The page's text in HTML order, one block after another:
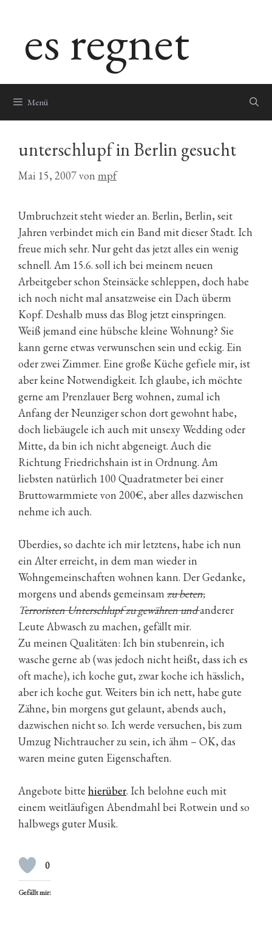
springenes regnet
Menü
unterschlupf in Berlin gesucht
Mai 15, 2007von mpf
Umbruchzeit steht wieder an. Berlin, Berlin, seit
Jahren verbindet mich ein Band mit dieser Stadt. Ich
freue mich sehr. Nur geht das jetzt alles ein wenig
schnell. Am 15.6. soll ich bei meinem neuen
Arbeitgeber schon Steinsäcke schleppen, doch habe
ich noch nicht mal ansatzweise ein Dach überm
Kopf. Deshalb muss das Blog jetzt einspringen.
Weiß jemand eine hübsche kleine Wohnung? Sie
kann gerne etwas verwunschen sein und eckig. Ein
oder zwei Zimmer. Eine große Küche gefiele mir, ist
aber keine Notwendigkeit. Ich glaube, ich möchte
gerne am Prenzlauer Berg wohnen, zumal ich
Anfang der Neunziger schon dort gewohnt habe,
doch liebäugele ich auch mit unsexy Wedding oder
Mitte, da bin ich nicht abgeneigt. Auch die
Richtung Friedrichshain ist in Ordnung. Am
liebsten natürlich 100 Quadratmeter bei einer
Bruttowarmmiete von 200€, aber alles dazwischen
nehme ich auch.
Überdies, so dachte ich mir letztens, habe ich nun
ein Alter erreicht, in dem man wieder in
Wohngemeinschaften wohnen kann. Der Gedanke,
morgens und abends gemeinsam zu beten,
Terroristen Unterschlupf zu gewähren undanderer
Leute Abwasch zu machen, gefällt mir.
Zu meinen Qualitäten: Ich bin stubenrein, ich
wasche gerne ab (was jedoch nicht heißt, dass ich es
oft mache), ich koche gut, zwar koche ich hässlich,
aber ich koche gut. Weiters bin ich nett, habe gute
Zähne, bin morgens gut gelaunt, abends auch,
dazwischen nicht so. Ich werde versuchen, bis zum
Umzug Nichtraucher zu sein, ich ähm – OK, das
waren meine guten Eigenschaften.
Angebote bitte hierüber. Ich belohne euch mit
einem weitläufigen Abendmahl bei Rotwein und so
halbwegs guter Musik.
0
Gefällt mir: